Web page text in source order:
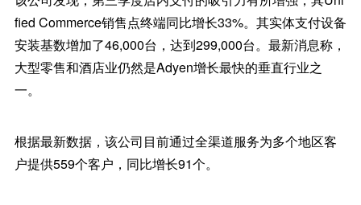
fied Commerce销售点终端同比增长33%。其实体支付设备
安装基数增加了46,000台，达到299,000台。最新消息称，
大型零售和酒店业仍然是Adyen增长最快的垂直行业之
一。
根据最新数据，该公司目前通过全渠道服务为多个地区客
户提供559个客户，同比增长91个。